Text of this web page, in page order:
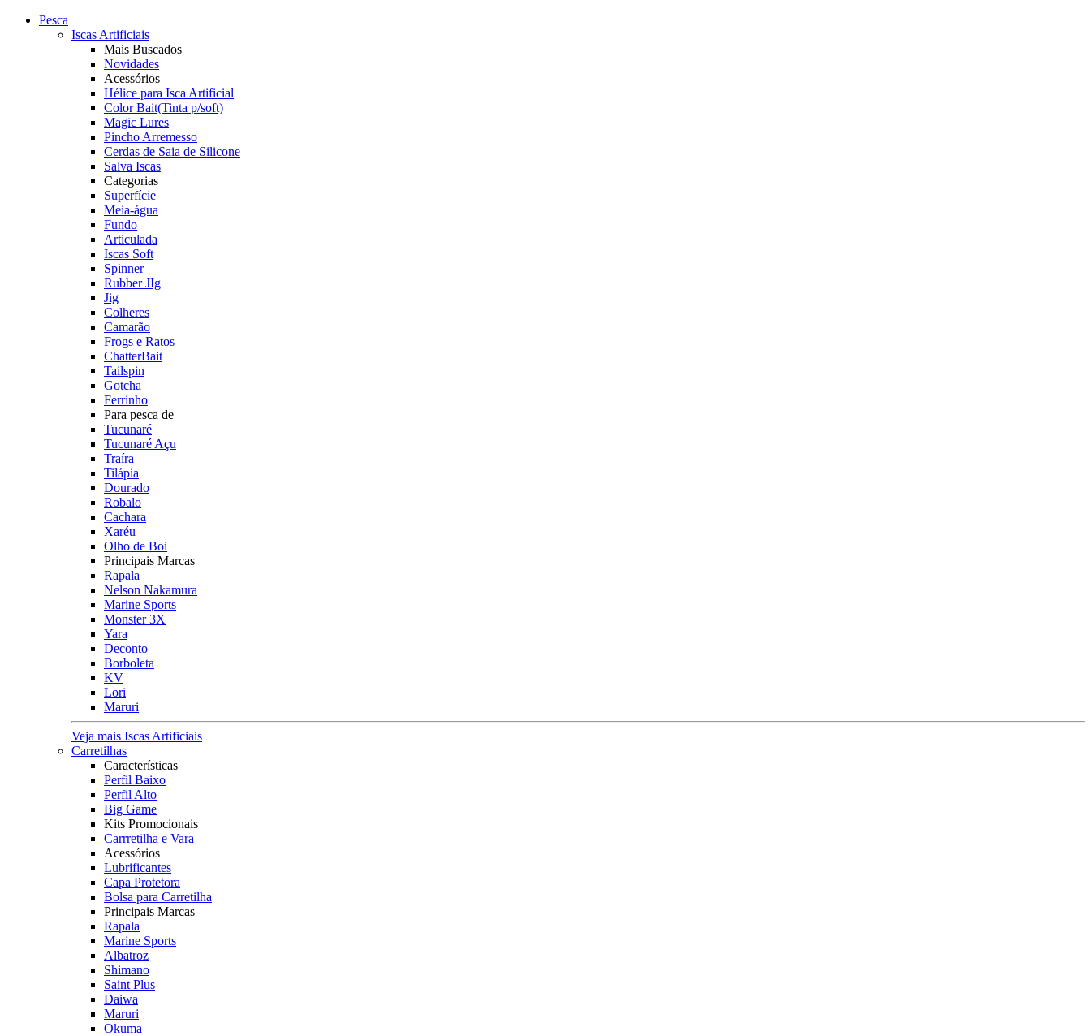
Pesca
Iscas Artificiais
Mais Buscados
Novidades
Acessórios
Hélice para Isca Artificial
Color Bait(Tinta p/soft)
Magic Lures
Pincho Arremesso
Cerdas de Saia de Silicone
Salva Iscas
Categorias
Superfície
Meia-água
Fundo
Articulada
Iscas Soft
Spinner
Rubber JIg
Jig
Colheres
Camarão
Frogs e Ratos
ChatterBait
Tailspin
Gotcha
Ferrinho
Para pesca de
Tucunaré
Tucunaré Açu
Traíra
Tilápia
Dourado
Robalo
Cachara
Xaréu
Olho de Boi
Principais Marcas
Rapala
Nelson Nakamura
Marine Sports
Monster 3X
Yara
Deconto
Borboleta
KV
Lori
Maruri
Veja mais Iscas Artificiais
Carretilhas
Características
Perfil Baixo
Perfil Alto
Big Game
Kits Promocionais
Carrretilha e Vara
Acessórios
Lubrificantes
Capa Protetora
Bolsa para Carretilha
Principais Marcas
Rapala
Marine Sports
Albatroz
Shimano
Saint Plus
Daiwa
Maruri
Okuma